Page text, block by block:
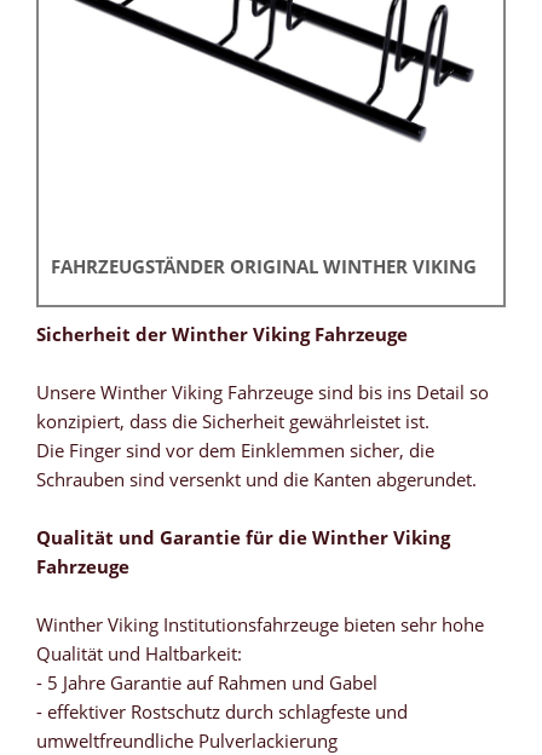
FAHRZEUGSTÄNDER ORIGINAL WINTHER VIKING
Sicherheit der Winther Viking Fahrzeuge
Unsere Winther Viking Fahrzeuge sind bis ins Detail so
konzipiert, dass die Sicherheit gewährleistet ist.
Die Finger sind vor dem Einklemmen sicher, die
Schrauben sind versenkt und die Kanten abgerundet.
Qualität und Garantie für die Winther Viking
Fahrzeuge
Winther Viking Institutionsfahrzeuge bieten sehr hohe
Qualität und Haltbarkeit:
- 5 Jahre Garantie auf Rahmen und Gabel
- effektiver Rostschutz durch schlagfeste und
umweltfreundliche Pulverlackierung